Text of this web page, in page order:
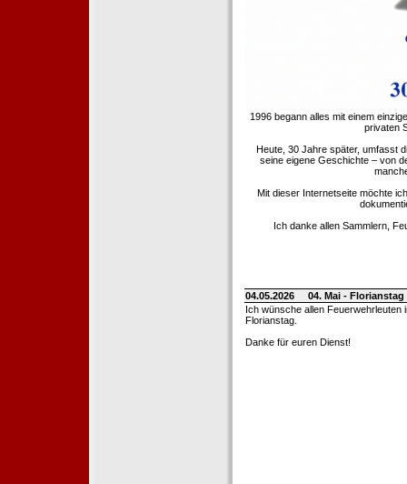
1996 begann alles mit einem
privaten
Heute, 30 Jahre später, umfasst
seine eigene Geschichte – von
Mit dieser Internetseite möchte
Ich danke allen Sammlern,
04.05.2026
04. Mai -
Ich wünsche allen Feuerwehrleuten
Florianstag.
Danke für euren Dienst!